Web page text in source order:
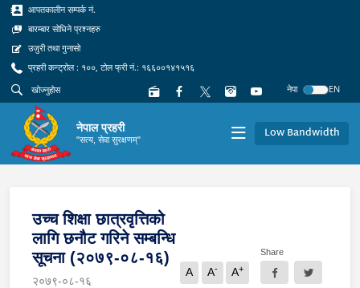
आपतकालीन सम्पर्क नं.
बारम्बार सोधिने प्रश्नहरु
उजुरी तथा गुनासो
प्रहरी कन्ट्रोल : १००, टोल फ्री नं.: १६६००१४१५१६
नेपा
EN
नेपाल प्रहरी
"सत्य, सेवा सुरक्षणम्" Low Bandwidth
उच्च शिक्षा छात्रवृत्तिको
लागि छनौट गरिने सम्बन्धि
सूचना (२०७९-०८-१६)
२०७९-०८-१६
A A- A+
Share